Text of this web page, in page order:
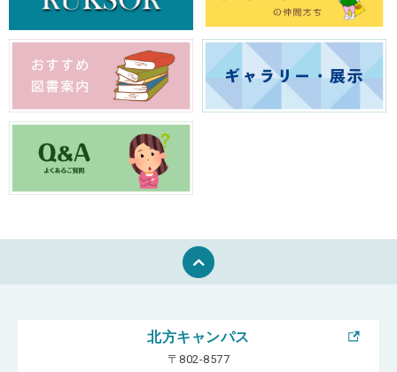
北方キャンパス
〒802-8577